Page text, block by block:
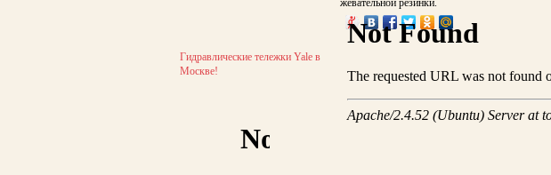
Гидравлические тележки Yale в
Москве!
жевательной резинки.